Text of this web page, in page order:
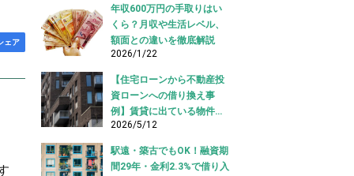
ェア
年収600万円の手取りはい
くら？月収や生活レベル、
額面との違いを徹底解説
2026/1/22
【住宅ローンから不動産投
資ローンへの借り換え事
例】賃貸に出ている物件を
適切な投資ローンへ切り替
え！
2026/5/12
駅遠・築古でもOK！融資期
間29年・金利2.3%で借り入